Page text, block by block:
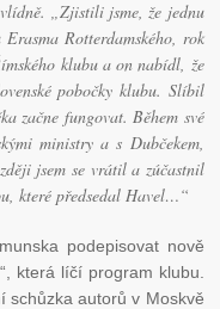
„Zjistili jsme, že jednu
Rotterdamského, rok
klubu a on nabídl, že
pobočky klubu. Slíbil
začne fungovat. Během své
ministry a s Dubčekem,
jsem se vrátil a zúčastnil
které předsedal Havel…“
podepisovat nově
která líčí program klubu.
schůzka autorů v Moskvě